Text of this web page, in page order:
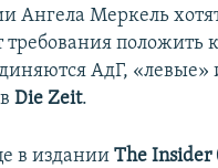
Ангела Меркель
требования
АдГ,
вDie Zeit.
в изданииThe Insider